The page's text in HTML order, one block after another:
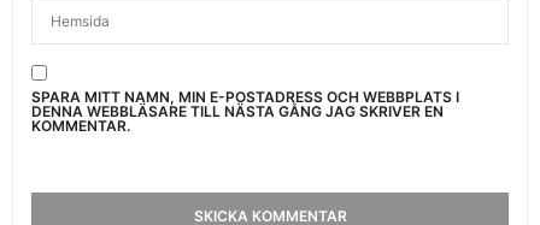
SPARA MITT NAMN, MIN E-POSTADRESS OCH WEBBPLATS I
DENNA WEBBLÄSARE TILL NÄSTA GÅNG JAG SKRIVER EN
KOMMENTAR.